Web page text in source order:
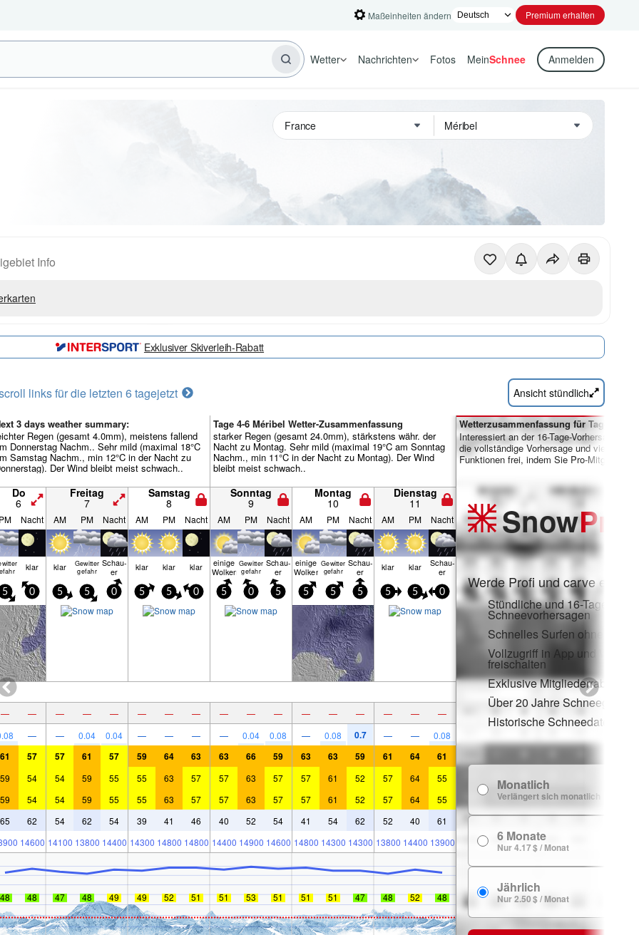
Maßeinheiten ändern Premium erhalten
Wetter Nachrichten Fotos MeinSchnee Anmelden
Info
Exklusiver Skiverleih-Rabatt
links für die letzten 6 tagejetzt Ansicht stündlich
3 days weather summary:
Regen (gesamt 4.0mm), meistens fallend
Donnerstag Nachm.. Sehr mild (maximal 18°C
Samstag Nachm., min 12°C in der Nacht zu
Der Wind bleibt meist schwach..
Tage 4-6 Méribel Wetter-Zusammenfassung
starker Regen (gesamt 24.0mm), stärkstens währ. der
Nacht zu Montag. Sehr mild (maximal 19°C am Sonntag
Nachm., min 11°C in der Nacht zu Montag). Der Wind
bleibt meist schwach..
Do
6
Freitag
7
Samstag
8
Sonntag
9
Montag
10
Dienstag
11
PM Nacht AM PM Nacht AM PM Nacht AM PM Nacht AM PM Nacht AM PM Nacht
klar klar
Gewitter
gefahr
Schau­
er klar klar klar einige
Wolken
Gewitter
gefahr
Schau­
er
einige
Wolken
Gewitter
gefahr
Schau­
er klar klar Schau­
er
5 0 5 5 0 5 5 0 5 0 5 5 5 5 5 5 0
— — — — — — — — — — — — — — — — —
— — 0.04 0.04 — — — — 0.04 0.08 — 0.08 0.7 — — 0.08
61 57 57 61 57 59 64 63 63 66 59 63 63 59 61 64 61
59 54 54 59 55 55 63 57 57 63 57 57 61 52 57 64 55
59 54 54 59 55 55 63 57 57 63 57 57 61 52 57 64 55
65 62 54 62 54 39 41 46 40 52 54 41 54 62 52 40 61
14600 14100 13800 14400 14300 14800 14800 14400 14900 14600 14800 14300 14300 13800 14400 13900
48 48 47 48 49 49 52 51 51 53 51 51 51 47 48 52 48
Wetterzusammenfassung für Tage 7-16:
Interessiert an der 16-Tage-Vorhersage?
die vollständige Vorhersage und viele
Funktionen frei, indem Sie Pro-Mitglied
SnowPro
Werde Profi und carve ein:
Stündliche und 16-Tage-
Schneevorhersagen
Schnelles Surfen ohne
Vollzugriff in App und Web
freischalten
Exklusive Mitgliederrabatte
Über 20 Jahre
Historische Schneedaten
Monatlich
Verlängert sich monatlich
6 Monate
Nur 4.17 $ / Monat
Jährlich
Nur 2.50 $ / Monat